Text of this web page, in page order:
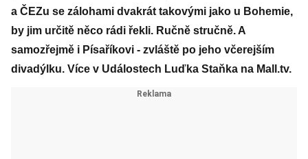
a ČEZu se zálohami dvakrát takovými jako u Bohemie,
by jim určitě něco rádi řekli. Ručně stručně. A
samozřejmě i Písaříkovi - zvláště po jeho včerejším
divadýlku. Více v Událostech Luďka Staňka na Mall.tv.